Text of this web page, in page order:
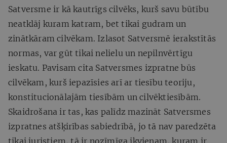
Satversme ir kā kautrīgs cilvēks, kurš savu būtību
neatklāj kuram katram, bet tikai gudram un
zinātkāram cilvēkam. Izlasot Satversmē ierakstītās
normas, var gūt tikai nelielu un nepilnvērtīgu
ieskatu. Pavisam cita Satversmes izpratne būs
cilvēkam, kurš iepazīsies arī ar tiesību teoriju,
konstitucionālajām tiesībām un cilvēktiesībām.
Skaidrošana ir tas, kas palīdz mazināt Satversmes
izpratnes atšķirības sabiedrībā, jo tā nav paredzēta
tikai juristiem, tā ir nozīmīga ikvienam, kuram ir